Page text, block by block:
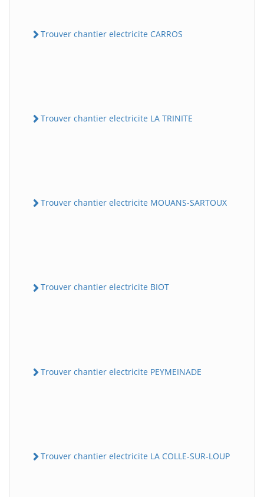
Trouver chantier electricite CARROS
Trouver chantier electricite LA TRINITE
Trouver chantier electricite MOUANS-SARTOUX
Trouver chantier electricite BIOT
Trouver chantier electricite PEYMEINADE
Trouver chantier electricite LA COLLE-SUR-LOUP